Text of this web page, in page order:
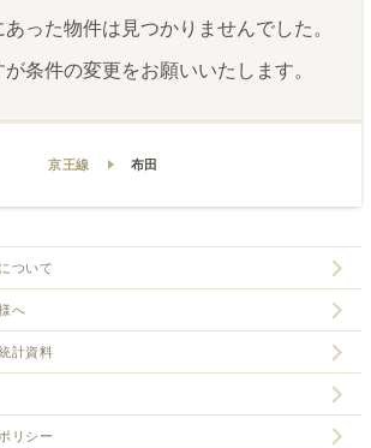
った物件は見つかりませんでした。
条件の変更をお願いいたします。
京王線 布田
ついて
へ
計資料
リシー